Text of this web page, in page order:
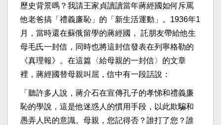
歷史背景嗎？我請王家貞讀讀當年蔣經國如何斥罵
他老爸搞「禮義廉恥」的「新生活運動」。1936年1
月，當時還在蘇俄留學的蔣經國， 託朋友帶給他生
母毛氏一封信，同時也將這封信發表在列寧格勒的
《真理報》。在這篇〈給母親的一封信〉的文章
裡，蔣經國替母親叫屈，信中有一段話說：
「聽許多人說，蔣介石在宣傳孔子的孝悌和禮義廉
恥的學說，這是他迷惑人的慣用手段，以此欺騙和
愚弄人民的意識。母親，您記得否？誰打了您？誰